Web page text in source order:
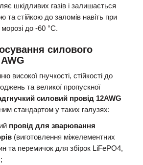
шкідливих газів і залишається
та стійкою до заломів навіть при
до -60 °C.
силового
високої гнучкості, стійкості до
та великої пропускної
силовий провід 12AWG
стандартом у таких галузях:
провід для зварювання
(виготовлення міжелементних
та перемичок для збірок LiFePO4,